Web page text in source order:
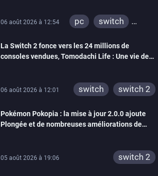
06 août 2026 à 12:54 pc
switch
xbox one
wiiu
3ds
ps3
switch 2
La Switch 2 fonce vers les 24 millions de
consoles vendues, Tomodachi Life : Une vie de
06 août 2026 à 12:01 switch switch 2
Pokémon Pokopia : la mise à jour 2.0.0 ajoute
Plongée et de nombreuses améliorations de
05 août 2026 à 19:06 switch 2